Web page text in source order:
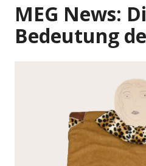
MEG News:
Bedeutung